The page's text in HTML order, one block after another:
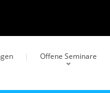
Offene Seminare